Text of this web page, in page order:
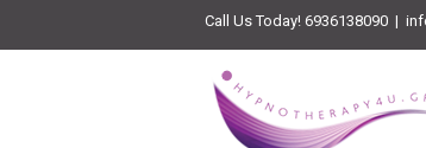
Call Us Today! 6936138090 |